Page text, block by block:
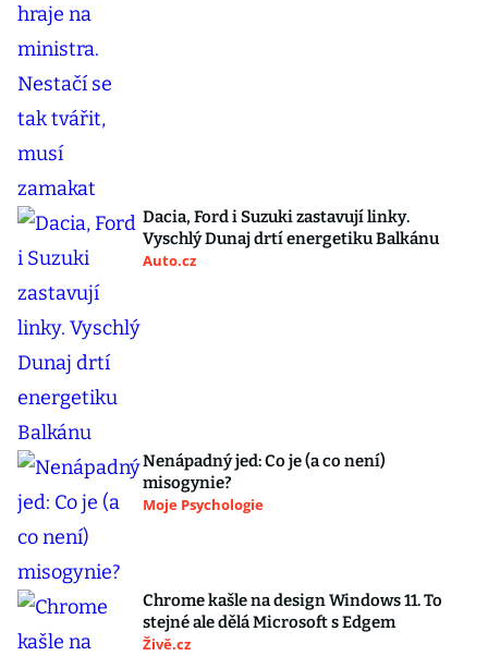
Dacia, Ford i Suzuki zastavují linky.
Vyschlý Dunaj drtí energetiku Balkánu
Auto.cz
Nenápadný jed: Co je (a co není)
misogynie?
Moje Psychologie
Chrome kašle na design Windows 11. To
stejné ale dělá Microsoft s Edgem
Živě.cz